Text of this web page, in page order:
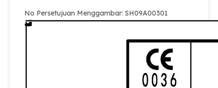
No Persetujuan Menggambar: SH09A00301